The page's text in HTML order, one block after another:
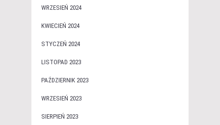
WRZESIEŃ 2024
KWIECIEŃ 2024
STYCZEŃ 2024
LISTOPAD 2023
PAŹDZIERNIK 2023
WRZESIEŃ 2023
SIERPIEŃ 2023